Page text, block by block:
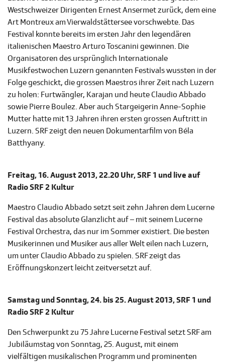
Westschweizer Dirigenten Ernest Ansermet zurück, dem eine
Art Montreux am Vierwaldstättersee vorschwebte. Das
Festival konnte bereits im ersten Jahr den legendären
italienischen Maestro Arturo Toscanini gewinnen. Die
Organisatoren des ursprünglich Internationale
Musikfestwochen Luzern genannten Festivals wussten in der
Folge geschickt, die grossen Maestros ihrer Zeit nach Luzern
zu holen: Furtwängler, Karajan und heute Claudio Abbado
sowie Pierre Boulez. Aber auch Stargeigerin Anne-Sophie
Mutter hatte mit 13 Jahren ihren ersten grossen Auftritt in
Luzern. SRF zeigt den neuen Dokumentarfilm von Béla
Batthyany.
Freitag, 16. August 2013, 22.20 Uhr, SRF 1 und live auf
Radio SRF 2 Kultur
Maestro Claudio Abbado setzt seit zehn Jahren dem Lucerne
Festival das absolute Glanzlicht auf – mit seinem Lucerne
Festival Orchestra, das nur im Sommer existiert. Die besten
Musikerinnen und Musiker aus aller Welt eilen nach Luzern,
um unter Claudio Abbado zu spielen. SRF zeigt das
Eröffnungskonzert leicht zeitversetzt auf.
Samstag und Sonntag, 24. bis 25. August 2013, SRF 1 und
Radio SRF 2 Kultur
Den Schwerpunkt zu 75 Jahre Lucerne Festival setzt SRF am
Jubiläumstag von Sonntag, 25. August, mit einem
vielfältigen musikalischen Programm und prominenten